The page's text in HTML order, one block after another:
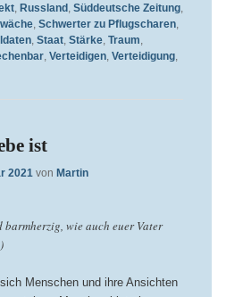
, Russland, Süddeutsche Zeitung,
, Schwerter zu Pflugscharen,
, Staat, Stärke, Traum,
, Verteidigen, Verteidigung,
ist
2021 von Martin
wie auch euer Vater
Menschen und ihre Ansichten